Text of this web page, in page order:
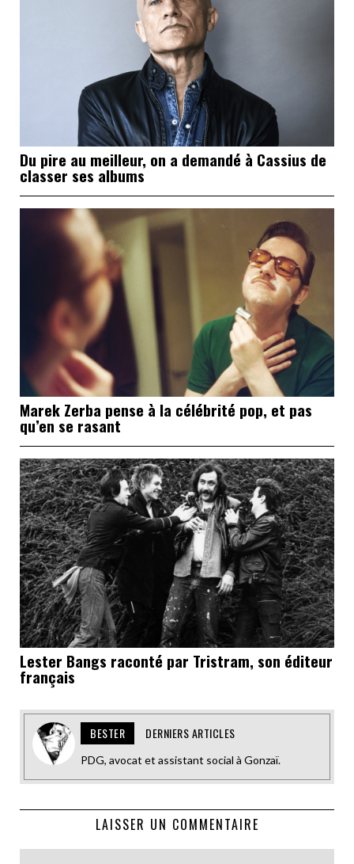
Du pire au meilleur, on a demandé à Cassius de
classer ses albums
Marek Zerba pense à la célébrité pop, et pas
qu’en se rasant
Lester Bangs raconté par Tristram, son éditeur
français
BESTER DERNIERS ARTICLES
PDG, avocat et assistant social à Gonzaï.
LAISSER UN COMMENTAIRE